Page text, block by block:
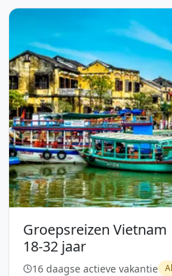
Groepsreizen Vietnam
18-32 jaar
16 daagse actieve vakantie